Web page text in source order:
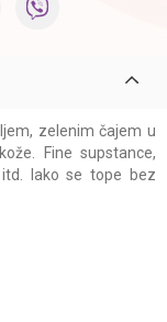
zelenim čajem u
Fine supstance,
lako se tope bez